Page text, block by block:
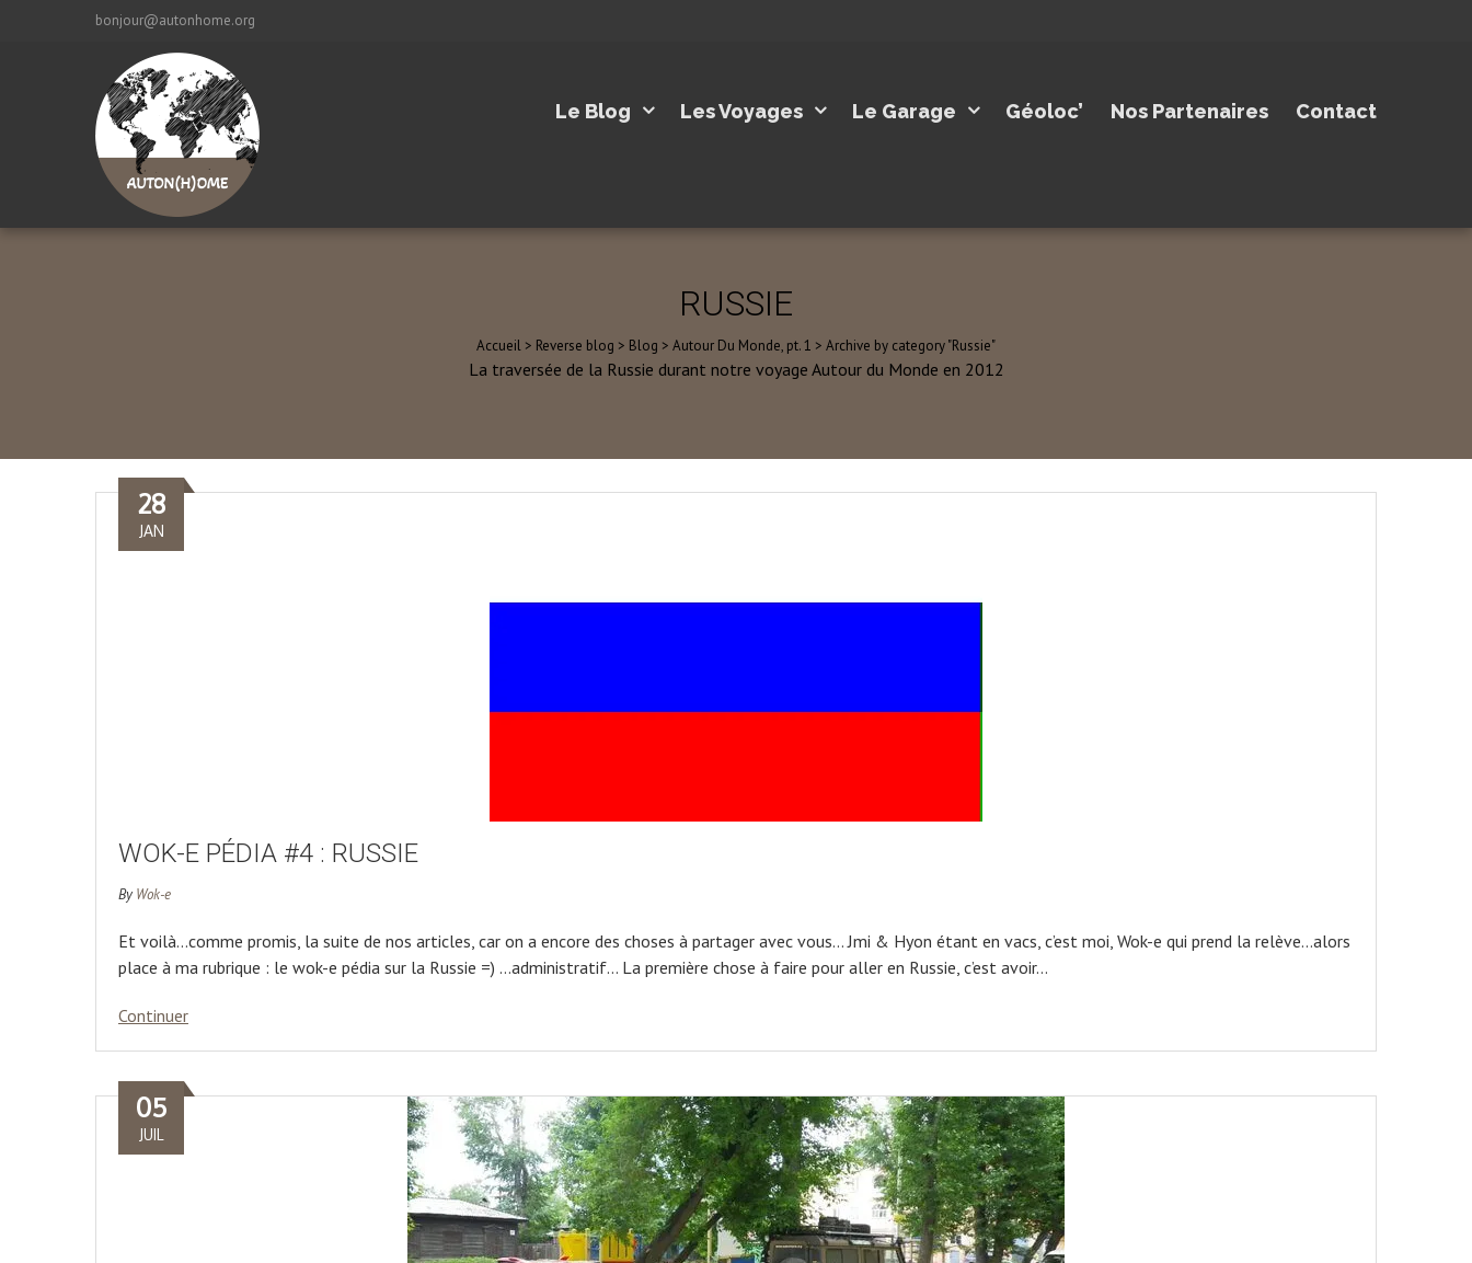
bonjour@autonhome.org
Le Blog Les Voyages Le Garage Géoloc’ Nos Partenaires Contact
RUSSIE
Accueil > Reverse blog > Blog > Autour Du Monde, pt. 1 > Archive by category "Russie"
La traversée de la Russie durant notre voyage Autour du Monde en 2012
WOK-E PÉDIA #4 : RUSSIE
28
JAN
ByWok-e
Et voilà…comme promis, la suite de nos articles, car on a encore des choses à partager avec vous… Jmi & Hyon étant en vacs, c’est moi, Wok-e qui prend la relève…alors
place à ma rubrique : le wok-e pédia sur la Russie =) …administratif… La première chose à faire pour aller en Russie, c’est avoir…
Continuer
05
JUIL